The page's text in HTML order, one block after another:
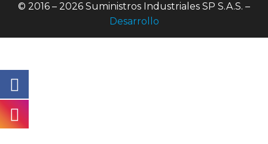
© 2016 – 2026 Suministros Industriales SP S.A.S. –
Desarrollo